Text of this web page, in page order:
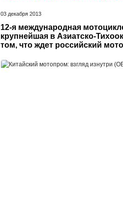
03 декабря 2013
12-я международная
крупнейшая в Азиатско-
том, что ждет российский